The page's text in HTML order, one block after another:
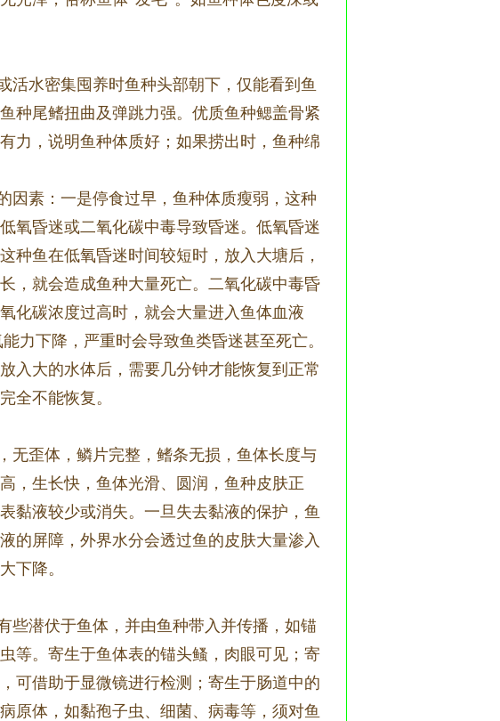
活水密集囤养时鱼种头部朝下，仅能看到鱼
种尾鳍扭曲及弹跳力强。优质鱼种鳃盖骨紧
力，说明鱼种体质好；如果捞出时，鱼种绵
因素：一是停食过早，鱼种体质瘦弱，这种
氧昏迷或二氧化碳中毒导致昏迷。低氧昏迷
种鱼在低氧昏迷时间较短时，放入大塘后，
，就会造成鱼种大量死亡。二氧化碳中毒昏
化碳浓度过高时，就会大量进入鱼体血液
力下降，严重时会导致鱼类昏迷甚至死亡。
入大的水体后，需要几分钟才能恢复到正常
全不能恢复。
无歪体，鳞片完整，鳍条无损，鱼体长度与
，生长快，鱼体光滑、圆润，鱼种皮肤正
黏液较少或消失。一旦失去黏液的保护，鱼
的屏障，外界水分会透过鱼的皮肤大量渗入
下降。
些潜伏于鱼体，并由鱼种带入并传播，如锚
等。寄生于鱼体表的锚头鳋，肉眼可见；寄
可借助于显微镜进行检测；寄生于肠道中的
原体，如黏孢子虫、细菌、病毒等，须对鱼